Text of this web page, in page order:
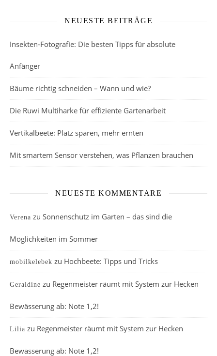
NEUESTE BEITRÄGE
Insekten-Fotografie: Die besten Tipps für absolute
Anfänger
Bäume richtig schneiden – Wann und wie?
Die Ruwi Multiharke für effiziente Gartenarbeit
Vertikalbeete: Platz sparen, mehr ernten
Mit smartem Sensor verstehen, was Pflanzen brauchen
NEUESTE KOMMENTARE
Verena zu Sonnenschutz im Garten – das sind die
Möglichkeiten im Sommer
mobilkelebek zu Hochbeete: Tipps und Tricks
Geraldine zu Regenmeister räumt mit System zur Hecken
Bewässerung ab: Note 1,2!
Lilia zu Regenmeister räumt mit System zur Hecken
Bewässerung ab: Note 1,2!